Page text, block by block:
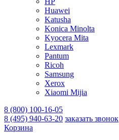
Huawei
Katusha
Konica Minolta
Kyocera Mita
Lexmark
Pantum
Ricoh
Samsung
Xerox
Xiaomi Mijia
8 (800) 100-16-05
8 (495) 940-63-20 заказать звонок
Корзина